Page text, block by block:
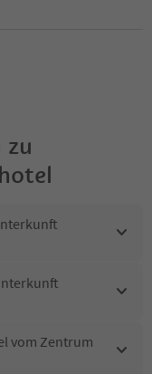
zu
vom Zentrum